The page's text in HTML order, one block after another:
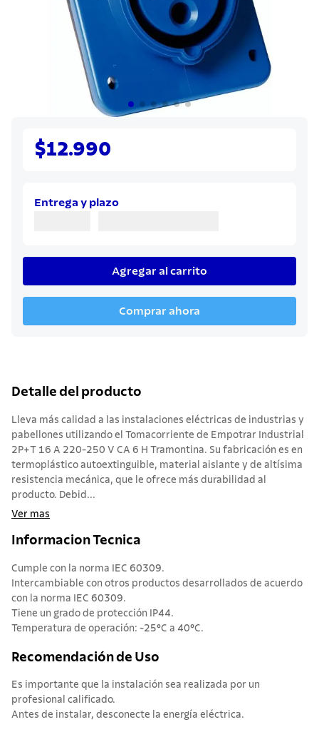
$12.990
Entrega y plazo
Agregar al carrito
Comprar ahora
Detalle del producto
Lleva más calidad a las instalaciones eléctricas de industrias y
pabellones utilizando el Tomacorriente de Empotrar Industrial
2P+T 16 A 220-250 V CA 6 H Tramontina. Su fabricación es en
termoplástico autoextinguible, material aislante y de altísima
resistencia mecánica, que le ofrece más durabilidad al
producto. Debid...
Ver mas
Informacion Tecnica
Cumple con la norma IEC 60309.
Intercambiable con otros productos desarrollados de acuerdo
con la norma IEC 60309.
Tiene un grado de protección IP44.
Temperatura de operación: -25°C a 40°C.
Recomendación de Uso
Es importante que la instalación sea realizada por un
profesional calificado.
Antes de instalar, desconecte la energía eléctrica.